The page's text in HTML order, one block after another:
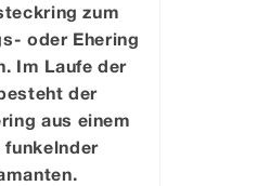
zum
oder Ehering
Im Laufe der
der
aus einem
funkelnder